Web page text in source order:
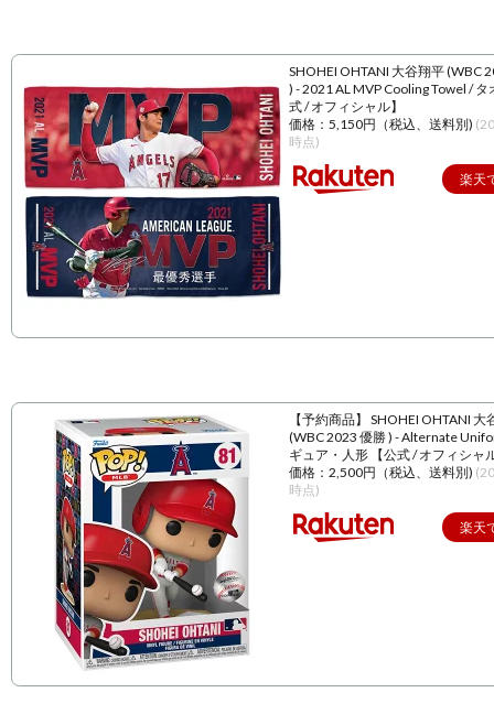
SHOHEI OHTANI 大谷翔平 (WBC
) - 2021 AL MVP Cooling Towel / タ
式 / オフィシャル】
価格：5,150円（税込、送料別)
時点)
楽天
【予約商品】 SHOHEI OHTANI 大
(WBC 2023 優勝 ) - Alternate
ギュア・人形 【公式 / オフィシャ
価格：2,500円（税込、送料別)
時点)
楽天